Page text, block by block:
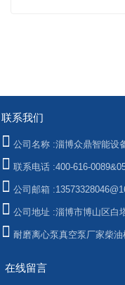
联系我们
公司名称 :淄博众鼎智能设
联系电话 :400-616-
公司邮箱 :
公司地址 :淄博市博山区白
耐磨离心泵真空泵厂家柴油
在线留言